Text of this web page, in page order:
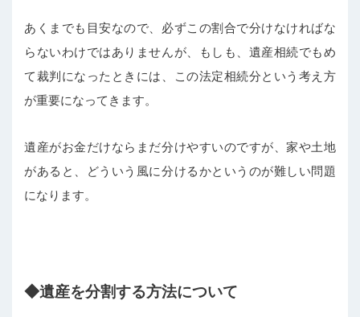
あくまでも目安なので、必ずこの割合で分けなければな
らないわけではありませんが、もしも、遺産相続でもめ
て裁判になったときには、この法定相続分という考え方
が重要になってきます。
遺産がお金だけならまだ分けやすいのですが、家や土地
があると、どういう風に分けるかというのが難しい問題
になります。
◆遺産を分割する方法について